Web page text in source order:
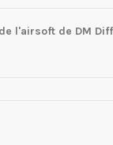
l'airsoft de DM